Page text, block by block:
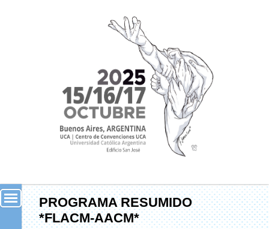
PROGRAMA RESUMIDO
*FLACM-AACM*